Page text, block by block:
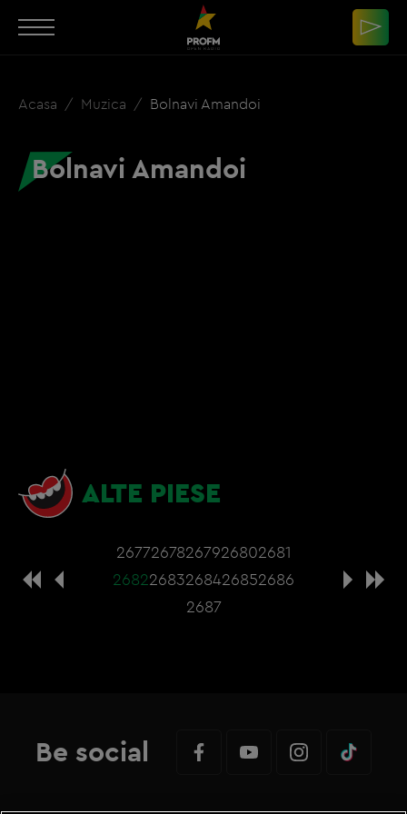
Acasa Muzica Bolnavi Amandoi
Bolnavi Amandoi
ALTE PIESE
26772678267926802681
26822683268426852686
2687
Be social